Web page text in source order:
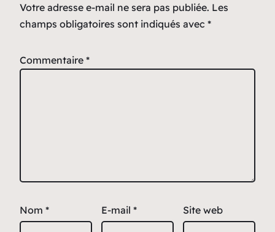
Votre adresse e-mail ne sera pas publiée. Les
champs obligatoires sont indiqués avec *
Commentaire *
Nom * E-mail * Site web